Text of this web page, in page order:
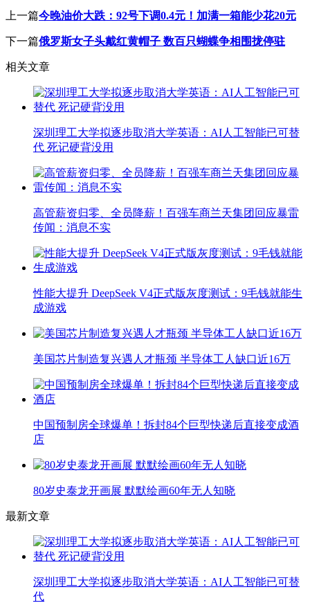
上一篇今晚油价大跌：92号下调0.4元！加满一箱能少花20元
下一篇俄罗斯女子头戴红黄帽子 数百只蝴蝶争相围拢停驻
相关文章
深圳理工大学拟逐步取消大学英语：AI人工智能已可替
代 死记硬背没用
高管薪资归零、全员降薪！百强车商兰天集团回应暴雷
传闻：消息不实
性能大提升 DeepSeek V4正式版灰度测试：9毛钱就能生
成游戏
美国芯片制造复兴遇人才瓶颈 半导体工人缺口近16万
中国预制房全球爆单！拆封84个巨型快递后直接变成酒
店
80岁史泰龙开画展 默默绘画60年无人知晓
最新文章
深圳理工大学拟逐步取消大学英语：AI人工智能已可替
代